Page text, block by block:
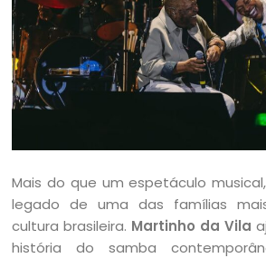
Mais do que um espetáculo
legado de uma das famílias
cultura brasileira. Martinho da Vila
história do samba